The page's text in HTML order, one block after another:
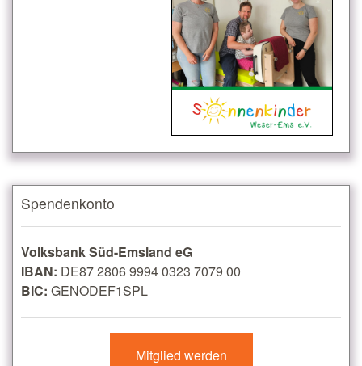
Spendenkonto
Volksbank Süd-Emsland eG
IBAN: DE87 2806 9994 0323 7079 00
BIC: GENODEF1SPL
Mitglied werden